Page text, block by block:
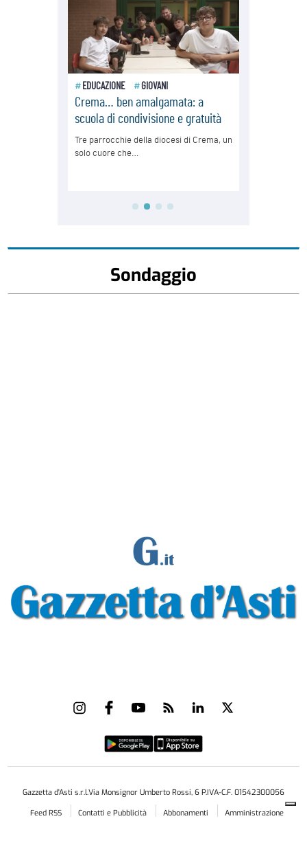
Sondaggio
Gazzetta d'Asti s.r.l.Via Monsignor Umberto Rossi, 6 P.IVA-C.F. 01542300056
Feed RSS
Contatti e Pubblicità Abbonamenti
Amministrazione